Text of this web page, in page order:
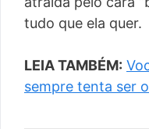
tudo que ela quer.
LEIA TAMBÉM:
sempre tenta ser